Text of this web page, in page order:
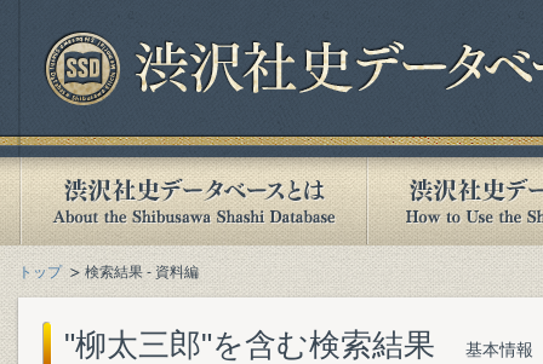
トップ 検索結果 - 資料編
"柳太三郎"を含む検索結果 基本情報